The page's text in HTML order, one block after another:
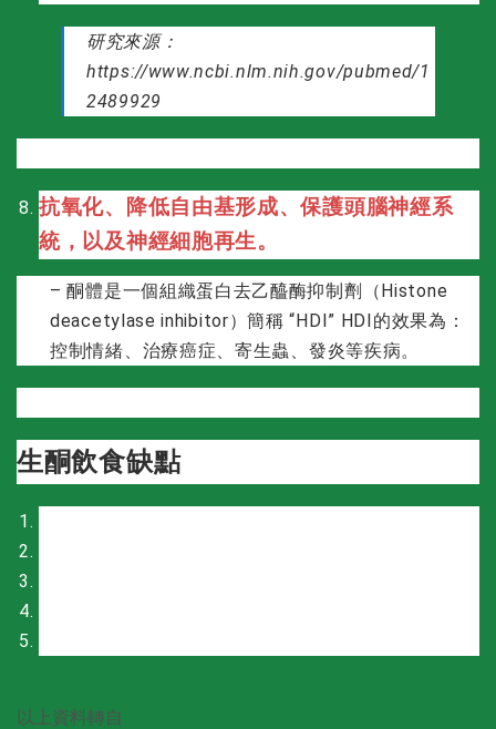
研究來源：
https://www.ncbi.nlm.nih.gov/pubmed/1
2489929
抗氧化、降低自由基形成、保護頭腦神經系
統，以及神經細胞再生。
– 酮體是一個組織蛋白去乙醯酶抑制劑（Histone
deacetylase inhibitor）簡稱 “HDI” HDI的效果為：
控制情緒、治療癌症、寄生蟲、發炎等疾病。
生酮飲食缺點
以上資料轉自